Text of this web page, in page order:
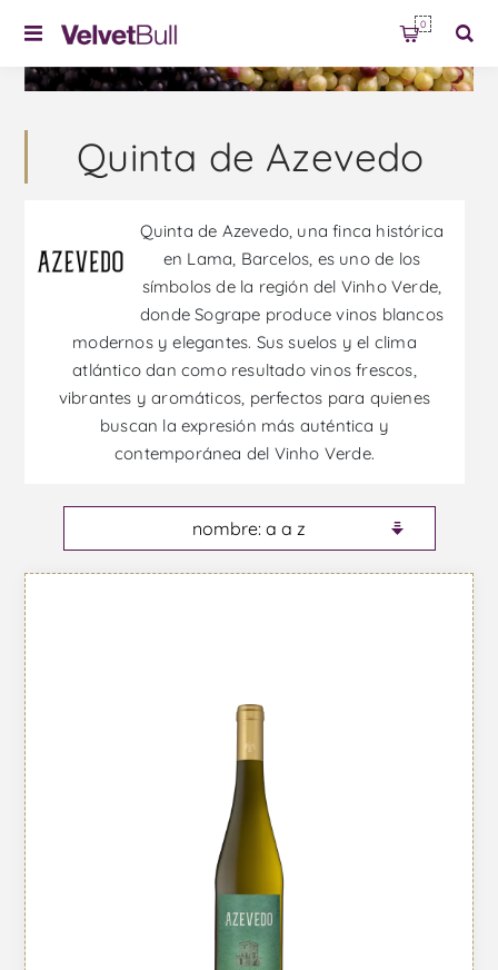
0
Quinta de Azevedo
Quinta de Azevedo, una finca histórica
en Lama, Barcelos, es uno de los
símbolos de la región del Vinho Verde,
donde Sogrape produce vinos blancos
modernos y elegantes. Sus suelos y el clima
atlántico dan como resultado vinos frescos,
vibrantes y aromáticos, perfectos para quienes
buscan la expresión más auténtica y
contemporánea del Vinho Verde.